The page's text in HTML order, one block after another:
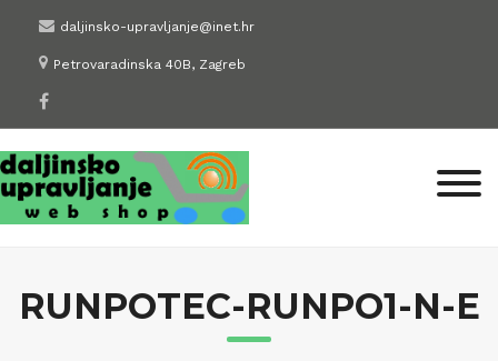
content
daljinsko-upravljanje@inet.hr
Petrovaradinska 40B, Zagreb
RUNPOTEC-RUNPO1-N-E